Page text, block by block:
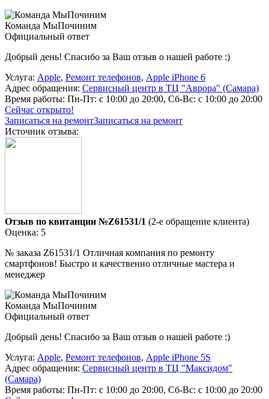
Команда МыПочиним
Официальный ответ
Добрый день! Спасибо за Ваш отзыв о нашей работе :)
Услуга: Apple, Ремонт телефонов, Apple iPhone 6
Адрес обращения: Сервисный центр в ТЦ "Аврора" (Самара)
Время работы: Пн-Пт: с 10:00 до 20:00, Сб-Вс: с 10:00 до 20:00
Сейчас открыто!
Записаться на ремонтЗаписаться на ремонт
Источник отзыва:
Отзыв по квитанции №Z61531/1 (2-е обращение клиента)
Оценка: 5
№ заказа Z61531/1 Отличная компания по ремонту
смартфонов! Быстро и качественно отличные мастера и
менеджер
Команда МыПочиним
Официальный ответ
Добрый день! Спасибо за Ваш отзыв о нашей работе :)
Услуга: Apple, Ремонт телефонов, Apple iPhone 5S
Адрес обращения: Сервисный центр в ТЦ "Максидом"
(Самара)
Время работы: Пн-Пт: с 10:00 до 20:00, Сб-Вс: с 10:00 до 20:00